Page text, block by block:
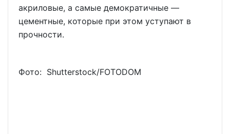
акриловые, а самые демократичные —
цементные, которые при этом уступают в
прочности.
Фото: Shutterstoсk/FOTODOM